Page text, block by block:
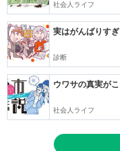
社会人ライフ
実はがんばりす
診断
ウワサの真実が
社会人ライフ